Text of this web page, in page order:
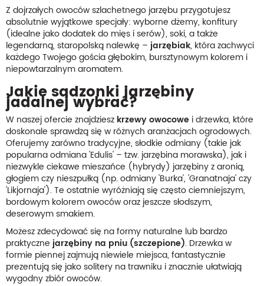
Z dojrzałych owoców szlachetnego jarzębu przygotujesz
absolutnie wyjątkowe specjały: wyborne dżemy, konfitury
(idealne jako dodatek do mięs i serów), soki, a także
legendarną, staropolską nalewkę – jarzębiak, która zachwyci
każdego Twojego gościa głębokim, bursztynowym kolorem i
niepowtarzalnym aromatem.
Jakie sadzonki jarzębiny
jadalnej wybrać?
W naszej ofercie znajdziesz krzewy owocowe i drzewka, które
doskonale sprawdzą się w różnych aranżacjach ogrodowych.
Oferujemy zarówno tradycyjne, słodkie odmiany (takie jak
popularna odmiana 'Edulis' – tzw. jarzębina morawska), jak i
niezwykle ciekawe mieszańce (hybrydy) jarzębiny z aronią,
głogiem czy nieszpułką (np. odmiany 'Burka', 'Granatnaja' czy
'Likjornaja'). Te ostatnie wyróżniają się często ciemniejszym,
bordowym kolorem owoców oraz jeszcze słodszym,
deserowym smakiem.
Możesz zdecydować się na formy naturalne lub bardzo
praktyczne jarzębiny na pniu (szczepione). Drzewka w
formie piennej zajmują niewiele miejsca, fantastycznie
prezentują się jako solitery na trawniku i znacznie ułatwiają
wygodny zbiór owoców.